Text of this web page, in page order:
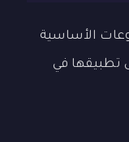
الأساسية
تطبيقها في